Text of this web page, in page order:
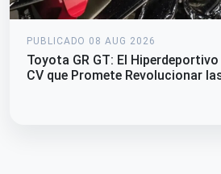
PUBLICADO 08 AUG 2026
Toyota GR GT: El
CV que Promete Revolucionar